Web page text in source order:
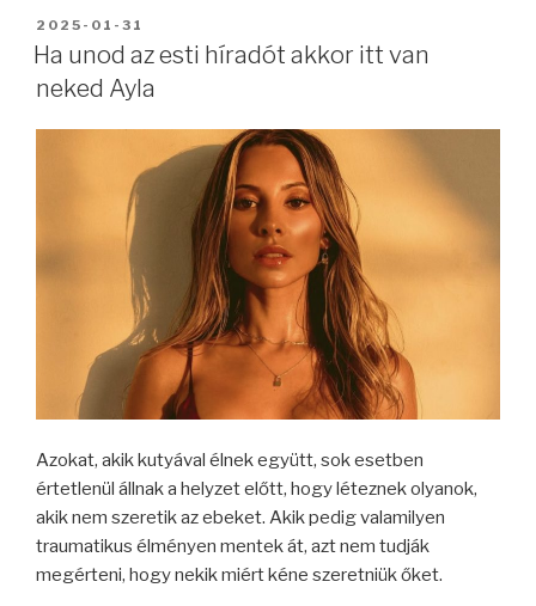
BEKÜLDVE:
2025-01-31
Ha unod az esti híradót akkor itt van
neked Ayla
Azokat, akik kutyával élnek együtt, sok esetben
értetlenül állnak a helyzet előtt, hogy léteznek olyanok,
akik nem szeretik az ebeket. Akik pedig valamilyen
traumatikus élményen mentek át, azt nem tudják
megérteni, hogy nekik miért kéne szeretniük őket.